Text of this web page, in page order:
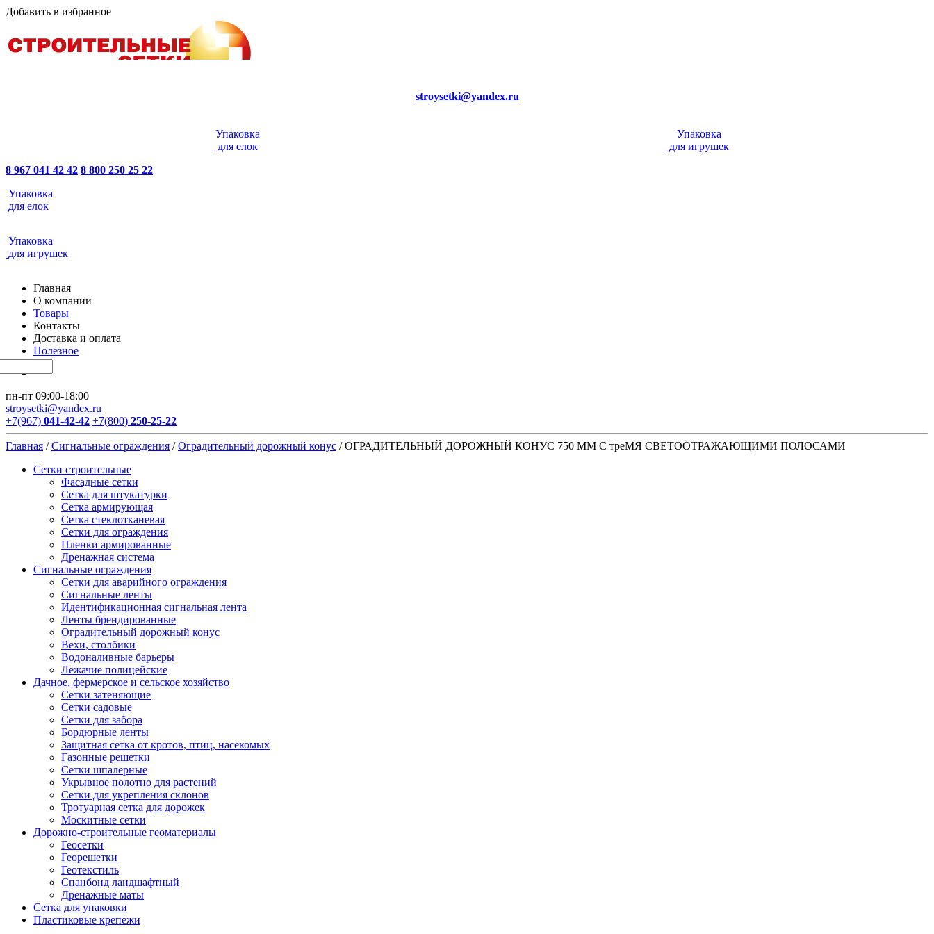
Добавить в избранное
stroysetki@yandex.ru
Упаковка
для елок
Упаковка
для игрушек
8 967 041 42 42 8 800 250 25 22
Упаковка
для елок
Упаковка
для игрушек
Главная
О компании
Товары
Контакты
Доставка и оплата
Полезное
пн-пт 09:00-18:00
stroysetki@yandex.ru
+7(967) 041-42-42 +7(800) 250-25-22
Главная /Сигнальные ограждения /Оградительный дорожный конус /ОГРАДИТЕЛЬНЫЙ ДОРОЖНЫЙ КОНУС 750 ММ С треМЯ СВЕТООТРАЖАЮЩИМИ ПОЛОСАМИ
Сетки строительные
Фасадные сетки
Сетка для штукатурки
Сетка армирующая
Сетка стеклотканевая
Сетки для ограждения
Пленки армированные
Дренажная система
Сигнальные ограждения
Сетки для аварийного ограждения
Сигнальные ленты
Идентификационная сигнальная лента
Ленты брендированные
Оградительный дорожный конус
Вехи, столбики
Водоналивные барьеры
Лежачие полицейские
Дачное, фермерское и сельское хозяйство
Сетки затеняющие
Сетки садовые
Сетки для забора
Бордюрные ленты
Защитная сетка от кротов, птиц, насекомых
Газонные решетки
Сетки шпалерные
Укрывное полотно для растений
Сетки для укрепления склонов
Тротуарная сетка для дорожек
Москитные сетки
Дорожно-строительные геоматериалы
Геосетки
Георешетки
Геотекстиль
Спанбонд ландшафтный
Дренажные маты
Сетка для упаковки
Пластиковые крепежи